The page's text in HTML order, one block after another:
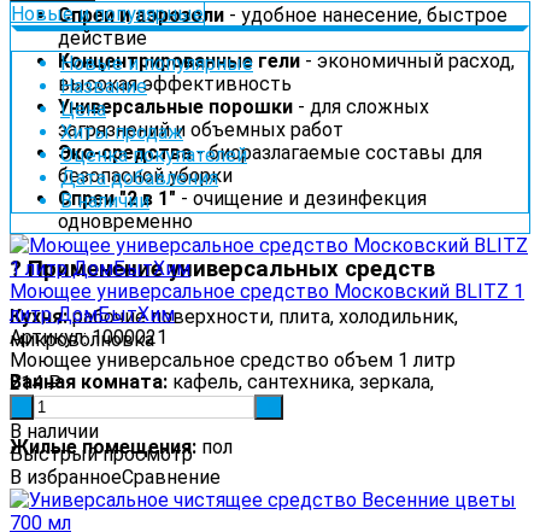
Спреи и аэрозоли - удобное нанесение, быстрое
действие
Концентрированные гели - экономичный расход,
высокая эффективность
Универсальные порошки - для сложных
загрязнений и объемных работ
Эко-средства- биоразлагаемые составы для
безопасной уборки
Спреи "2 в 1" - очищение и дезинфекция
одновременно
? Применение универсальных средств
Кухня:рабочие поверхности, плита, холодильник,
микроволновка
Ванная комната: кафель, сантехника, зеркала,
стеклянные поверхности
Жилые помещения: пол
Новые и популярные
Новые и популярные
Название
Цена
Хиты продаж
Оценка покупателей
Дата добавления
В наличии
Моющее универсальное средство Московский BLITZ 1
литр ДомБытХим
Артикул: 1000021
Моющее универсальное средство объем 1 литр
214₽
В наличии
Быстрый просмотр
В избранноеСравнение